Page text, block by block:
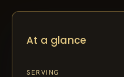
At a glance
SERVING